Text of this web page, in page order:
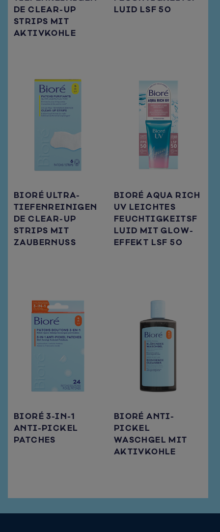
DE CLEAR-UP
STRIPS MIT
AKTIVKOHLE
LUID LSF 50
BIORÉ ULTRA-
TIEFENREINIGEN
DE CLEAR-UP
STRIPS MIT
ZAUBERNUSS
BIORÉ AQUA RICH
UV LEICHTES
FEUCHTIGKEITSF
LUID MIT GLOW-
EFFEKT LSF 50
BIORÉ 3-IN-1
ANTI-PICKEL
PATCHES
BIORÉ ANTI-
PICKEL
WASCHGEL MIT
AKTIVKOHLE